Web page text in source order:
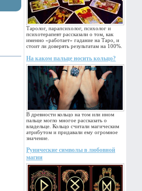
Таролог, парапсихолог, психолог и
психотерапевт рассказали о том, как
именно «работает» гадание на Таро, и
стоит ли доверять результатам на 100%.
На каком пальце носить кольцо?
В древности кольцо на том или ином
пальце могло многое рассказать о
владельце. Кольцо считали магическим
атрибутом и придавали ему огромное
значение.
Рунические символы в любовной
магии